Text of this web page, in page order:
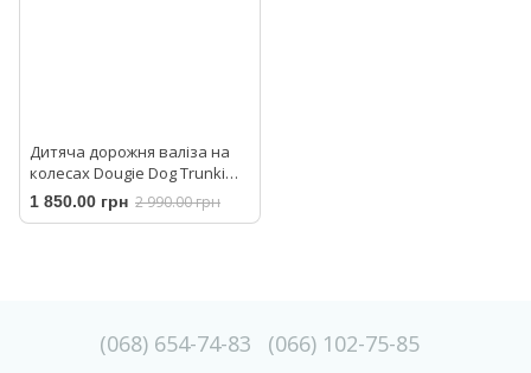
Дитяча дорожня валіза на
колесах Dougie Dog Trunki
TRU-0063
1 850.00 грн 2 990.00 грн
(068) 654-74-83 (066) 102-75-85